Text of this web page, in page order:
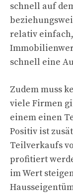
schnell auf
relativ
schnell eine
Zudem muss
viele Firmen
einem einen
Positiv ist
Teilverkaufs
profitiert
im Wert